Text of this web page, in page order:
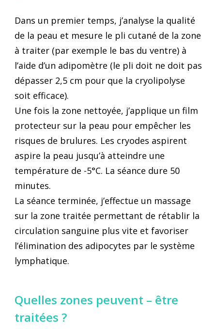
Dans un premier temps, j’analyse la qualité
de la peau et mesure le pli cutané de la zone
à traiter (par exemple le bas du ventre) à
l’aide d’un adipomètre (le pli doit ne doit pas
dépasser 2,5 cm pour que la cryolipolyse
soit efficace).
Une fois la zone nettoyée, j’applique un film
protecteur sur la peau pour empêcher les
risques de brulures. Les cryodes aspirent
aspire la peau jusqu’à atteindre une
température de -5°C. La séance dure 50
minutes.
La séance terminée, j’effectue un massage
sur la zone traitée permettant de rétablir la
circulation sanguine plus vite et favoriser
l’élimination des adipocytes par le système
lymphatique.
Quelles zones peuvent – être
traitées ?